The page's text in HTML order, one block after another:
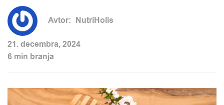
Avtor: NutriHolis
21. decembra, 2024
6 min branja